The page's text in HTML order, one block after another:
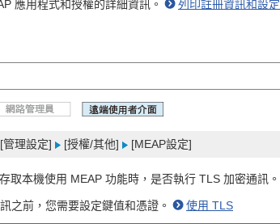
應用程式和授權的詳細資訊。 列印註冊資訊和設定
[管理設定] [授權/其他] [MEAP設定]
取本機使用 MEAP 功能時，是否執行 TLS 加密通訊。
之前，您需要設定鍵值和憑證。 使用 TLS